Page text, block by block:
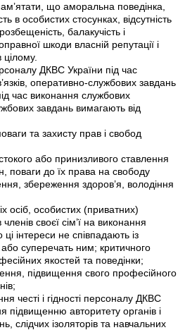
що аморальна поведінка,
в особистих стосунках, відсутність
балакучість і
шкоди власній репутації і
ДКВС України під час
оперативно-службових завдань
час виконання службових
завдань вимагають від
та захисту прав і свобод
або принизливого ставлення
поваги до їх права на свободу
збереження здоров’я, володіння
осіб, особистих (приватних)
членів своєї сім’ї на виконання
інтереси не співпадають із
суперечать ним; критичного
якостей та поведінки;
підвищення свого професійного
честі і гідності персоналу ДКВС
підвищенню авторитету органів і
слідчих ізоляторів та навчальних